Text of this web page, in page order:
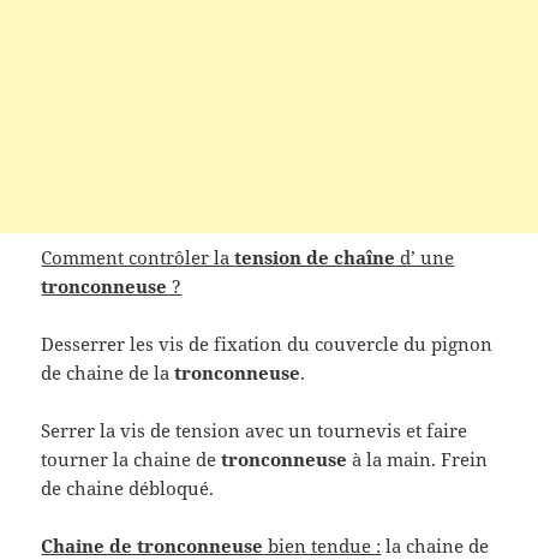
Comment contrôler latension de chaîne d’ une
tronconneuse ?
Desserrer les vis de fixation du couvercle du pignon
de chaine de latronconneuse.
Serrer la vis de tension avec un tournevis et faire
tourner la chaine detronconneuseà la main. Frein
de chaine débloqué.
Chaine de tronconneuse bien tendue : la chaine de